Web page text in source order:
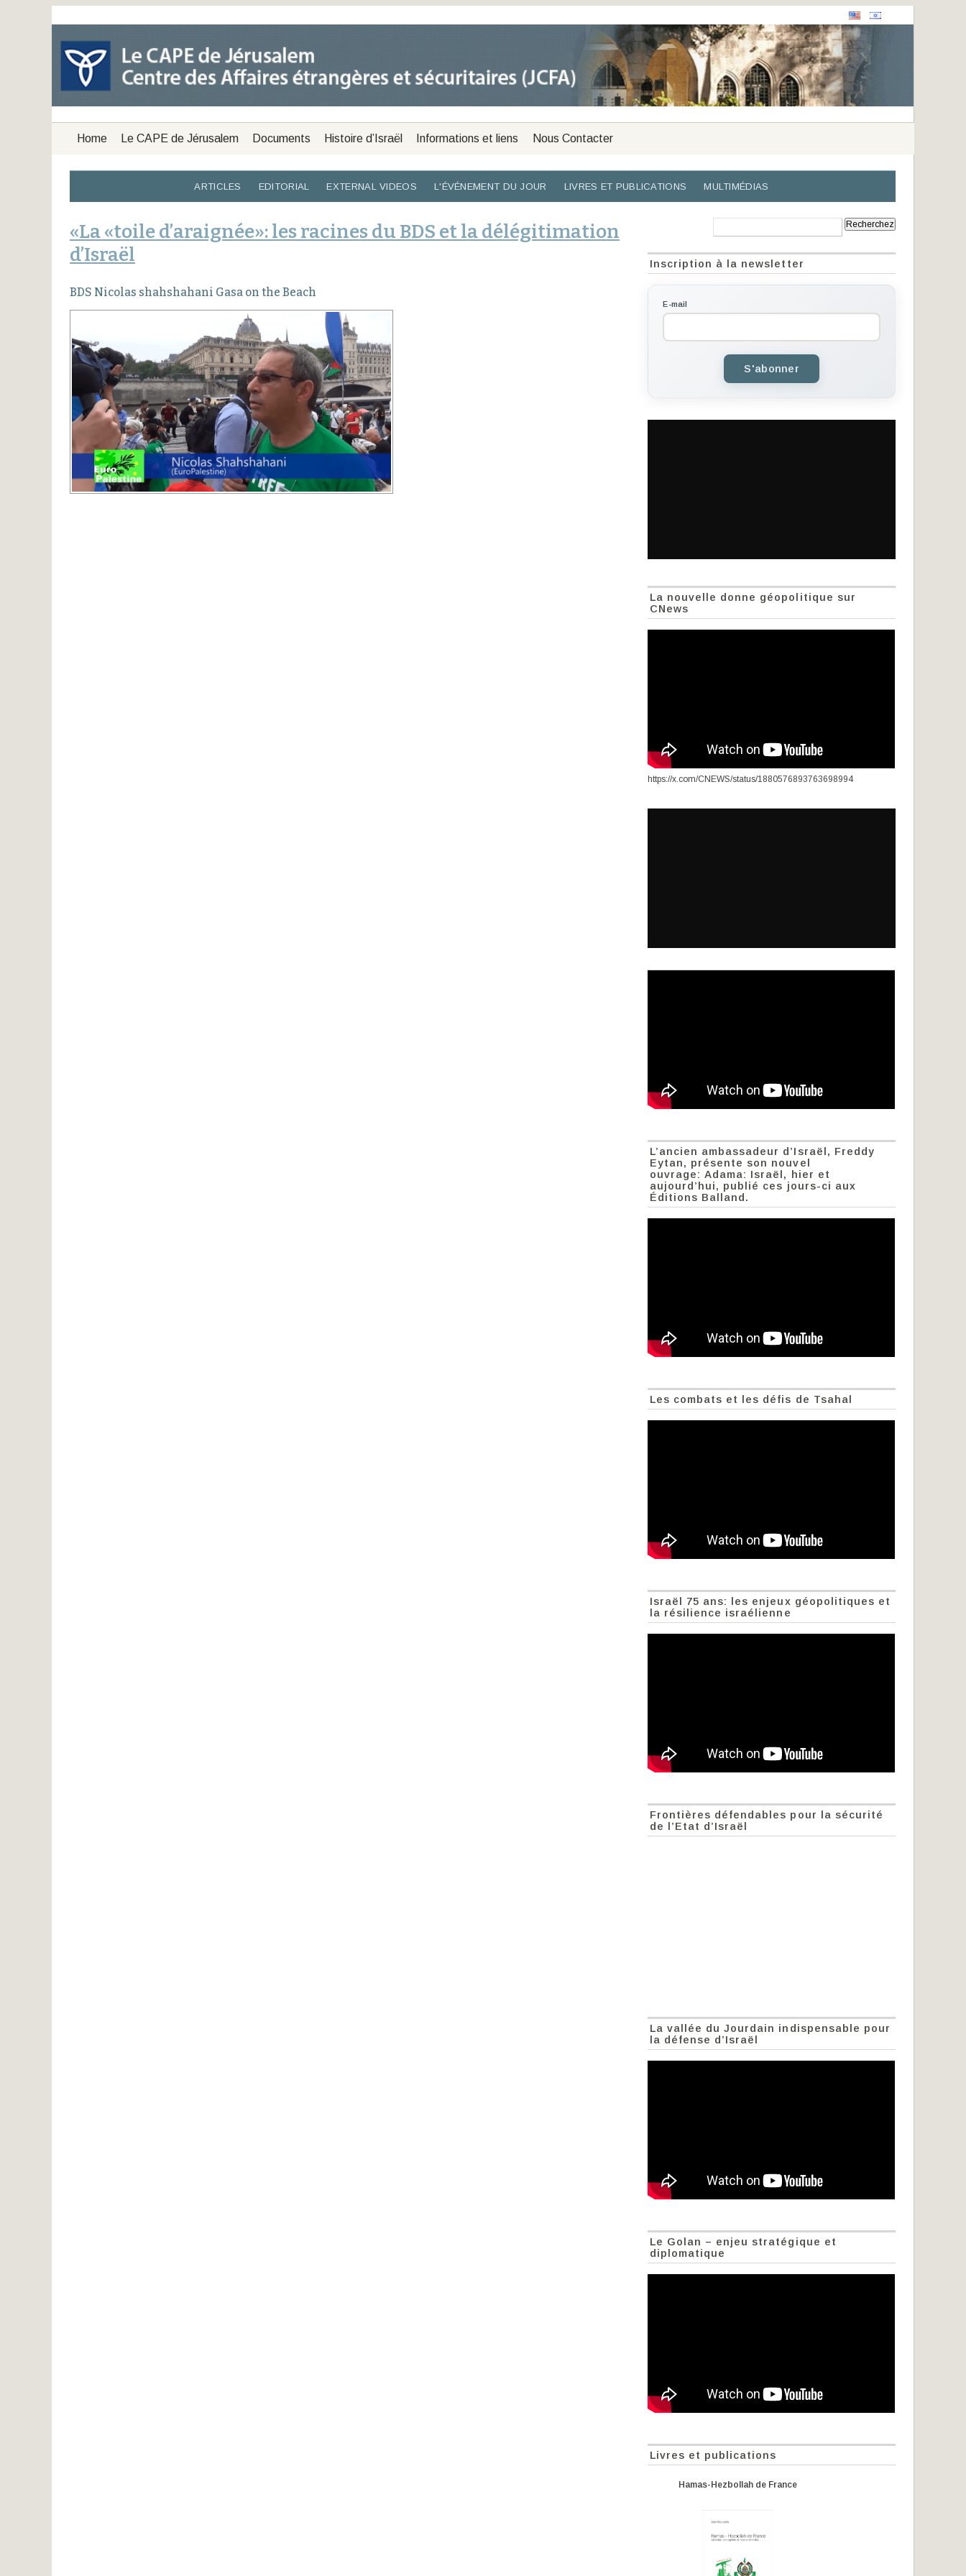
Home Le CAPE de Jérusalem Documents Histoire d’Israël Informations et liens Nous Contacter
ARTICLES EDITORIAL EXTERNAL VIDEOS L'ÉVÉNEMENT DU JOUR LIVRES ET PUBLICATIONS MULTIMÉDIAS
«La «toile d’araignée»: les racines du BDS et la délégitimation
d’Israël
BDS Nicolas shahshahani Gasa on the Beach
Inscription à la newsletter
E-mail
S'abonner
La nouvelle donne géopolitique sur
CNews
https://x.com/CNEWS/status/1880576893763698994
L’ancien ambassadeur d’Israël, Freddy
Eytan, présente son nouvel
ouvrage: Adama: Israël, hier et
aujourd’hui, publié ces jours-ci aux
Éditions Balland.
Les combats et les défis de Tsahal
Israël 75 ans: les enjeux géopolitiques et
la résilience israélienne
Frontières défendables pour la sécurité
de l’Etat d’Israël
La vallée du Jourdain indispensable pour
la défense d’Israël
Le Golan – enjeu stratégique et
diplomatique
Livres et publications
Hamas-Hezbollah de France